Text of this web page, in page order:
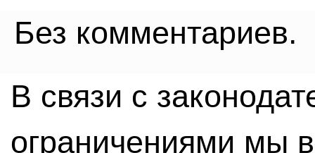
Без комментариев.
В связи с
ограничениями мы